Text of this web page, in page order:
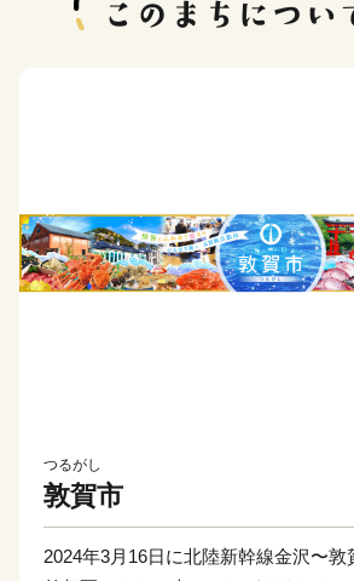
つるがし
敦賀市
2024年3月16日に北陸新幹線金沢〜敦